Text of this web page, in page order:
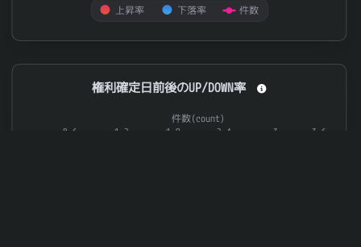
上昇率 下落率 件数
End of interactive chart.
権利確定日前後のUP/DOWN率
Combination chart with 3 data series.
The chart has 1 X axis displaying categories.
件数(count)
1.2 2.4
0.6 1.8 3 3.6
権利確定日前後のUP/DOWN率